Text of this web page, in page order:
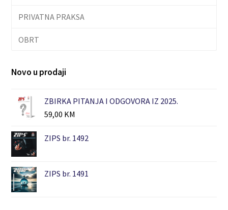
PRIVATNA PRAKSA
OBRT
Novo u prodaji
ZBIRKA PITANJA I ODGOVORA IZ 2025.
59,00 KM
ZIPS br. 1492
ZIPS br. 1491